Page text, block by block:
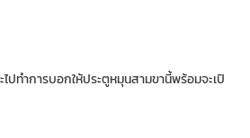
ปทำการบอกให้ประตูหมุนสามขานี้พร้อมจะเปิ